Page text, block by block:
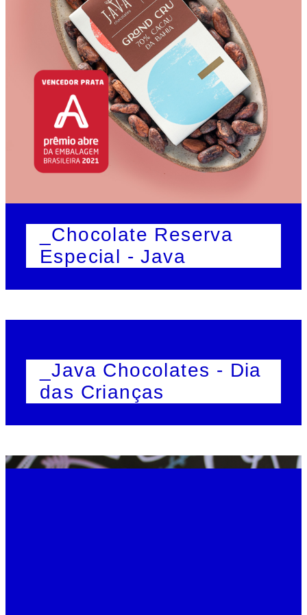
_Chocolate Reserva
Especial - Java
_Java Chocolates - Dia
das Crianças